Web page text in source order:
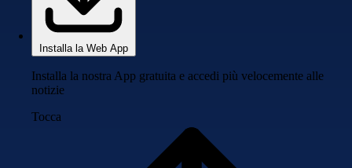
Installa la Web App
Installa la nostra App gratuita e accedi più velocemente alle
notizie
Tocca